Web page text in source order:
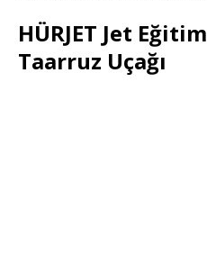
HÜRJET Jet
Taarruz Uçağı